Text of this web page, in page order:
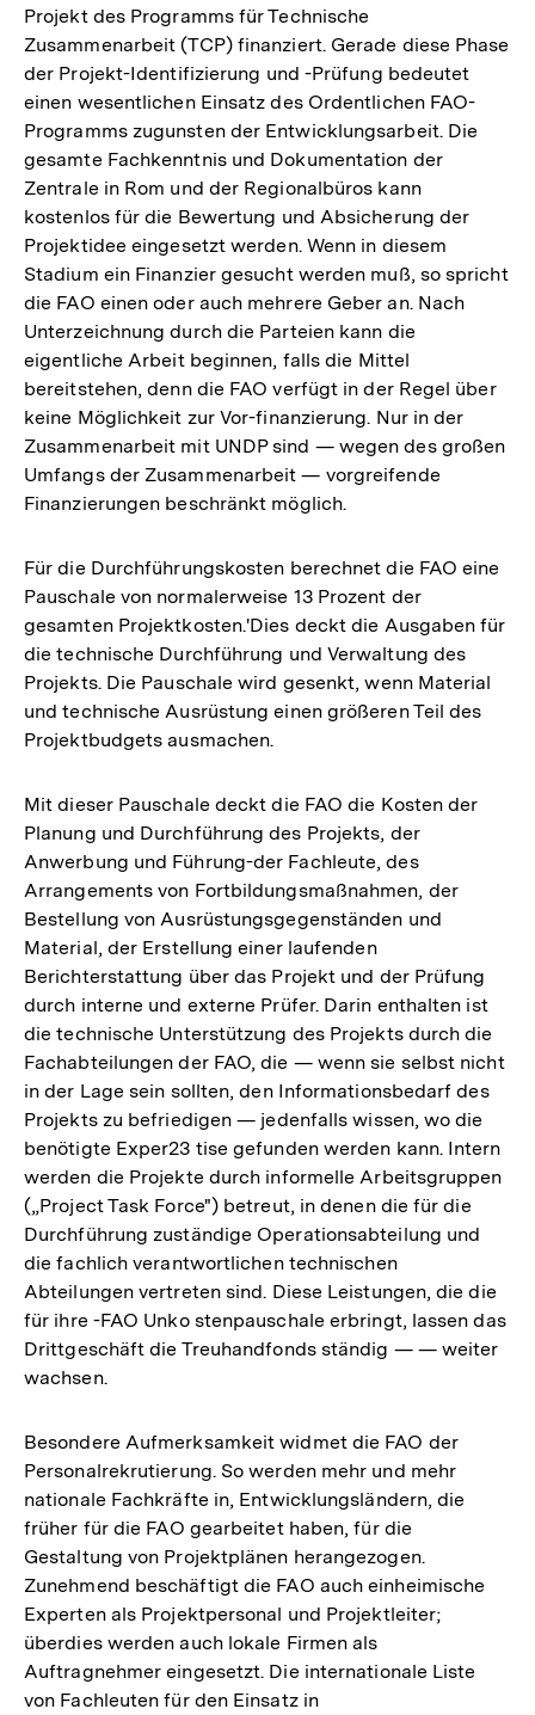
Projekt des Programms für Technische
Zusammenarbeit (TCP) finanziert. Gerade diese Phase
der Projekt-Identifizierung und -Prüfung bedeutet
einen wesentlichen Einsatz des Ordentlichen FAO-
Programms zugunsten der Entwicklungsarbeit. Die
gesamte Fachkenntnis und Dokumentation der
Zentrale in Rom und der Regionalbüros kann
kostenlos für die Bewertung und Absicherung der
Projektidee eingesetzt werden. Wenn in diesem
Stadium ein Finanzier gesucht werden muß, so spricht
die FAO einen oder auch mehrere Geber an. Nach
Unterzeichnung durch die Parteien kann die
eigentliche Arbeit beginnen, falls die Mittel
bereitstehen, denn die FAO verfügt in der Regel über
keine Möglichkeit zur Vor-finanzierung. Nur in der
Zusammenarbeit mit UNDP sind — wegen des großen
Umfangs der Zusammenarbeit — vorgreifende
Finanzierungen beschränkt möglich.
Für die Durchführungskosten berechnet die FAO eine
Pauschale von normalerweise 13 Prozent der
gesamten Projektkosten.'Dies deckt die Ausgaben für
die technische Durchführung und Verwaltung des
Projekts. Die Pauschale wird gesenkt, wenn Material
und technische Ausrüstung einen größeren Teil des
Projektbudgets ausmachen.
Mit dieser Pauschale deckt die FAO die Kosten der
Planung und Durchführung des Projekts, der
Anwerbung und Führung-der Fachleute, des
Arrangements von Fortbildungsmaßnahmen, der
Bestellung von Ausrüstungsgegenständen und
Material, der Erstellung einer laufenden
Berichterstattung über das Projekt und der Prüfung
durch interne und externe Prüfer. Darin enthalten ist
die technische Unterstützung des Projekts durch die
Fachabteilungen der FAO, die — wenn sie selbst nicht
in der Lage sein sollten, den Informationsbedarf des
Projekts zu befriedigen — jedenfalls wissen, wo die
benötigte Exper23 tise gefunden werden kann. Intern
werden die Projekte durch informelle Arbeitsgruppen
(„Project Task Force") betreut, in denen die für die
Durchführung zuständige Operationsabteilung und
die fachlich verantwortlichen technischen
Abteilungen vertreten sind. Diese Leistungen, die die
für ihre -FAO Unko stenpauschale erbringt, lassen das
Drittgeschäft die Treuhandfonds ständig — — weiter
wachsen.
Besondere Aufmerksamkeit widmet die FAO der
Personalrekrutierung. So werden mehr und mehr
nationale Fachkräfte in, Entwicklungsländern, die
früher für die FAO gearbeitet haben, für die
Gestaltung von Projektplänen herangezogen.
Zunehmend beschäftigt die FAO auch einheimische
Experten als Projektpersonal und Projektleiter;
überdies werden auch lokale Firmen als
Auftragnehmer eingesetzt. Die internationale Liste
von Fachleuten für den Einsatz in